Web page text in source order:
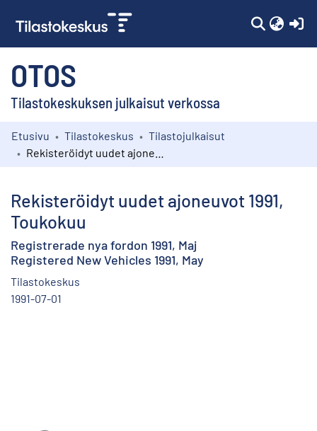
OTOS
Tilastokeskuksen julkaisut verkossa
Kokoelmat
Etusivu Tilastokeskus
Tilastojulkaisut
Rekisteröidyt uudet ajoneuvot 1991,
Toukokuu
Registrerade nya fordon 1991, Maj
Registered New Vehicles 1991, May
Tilastokeskus
1991-07-01